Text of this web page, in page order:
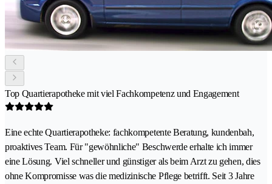
Top Quartierapotheke mit viel Fachkompetenz und Engagement
Eine echte Quartierapotheke: fachkompetente Beratung, kundenbah,
proaktives Team. Für "gewöhnliche" Beschwerde erhalte ich immer
eine Lösung. Viel schneller und günstiger als beim Arzt zu gehen, dies
ohne Kompromisse was die medizinische Pflege betrifft. Seit 3 Jahre